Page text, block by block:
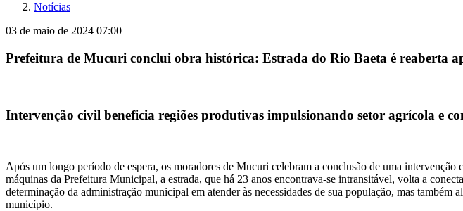
Notícias
03 de maio de 2024 07:00
Prefeitura de Mucuri conclui obra histórica: Estrada do Rio Baeta é reaberta
Intervenção civil beneficia regiões produtivas impulsionando setor agrícola e
Após um longo período de espera, os moradores de Mucuri celebram a conclusão de uma
máquinas da Prefeitura Municipal, a estrada, que há 23 anos encontrava-se intransitável, volta a
determinação da administração municipal em atender às necessidades de sua população, mas
município.